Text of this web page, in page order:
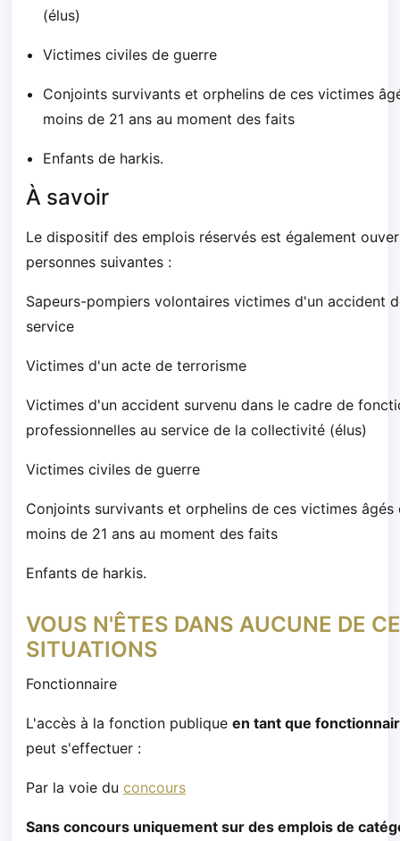
(élus)
Victimes civiles de guerre
Conjoints survivants et orphelins de ces victimes
moins de 21 ans au moment des faits
Enfants de harkis.
À savoir
Le dispositif des emplois réservés est également
personnes suivantes :
Sapeurs-pompiers volontaires victimes d'un accident
service
Victimes d'un acte de terrorisme
Victimes d'un accident survenu dans le cadre de
professionnelles au service de la collectivité (élus)
Victimes civiles de guerre
Conjoints survivants et orphelins de ces victimes âgés
moins de 21 ans au moment des faits
Enfants de harkis.
VOUS N'ÊTES DANS AUCUNE DE
SITUATIONS
Fonctionnaire
L'accès à la fonction publique en tant que
peut s'effectuer :
Par la voie du concours
Sans concours uniquement sur des emplois de